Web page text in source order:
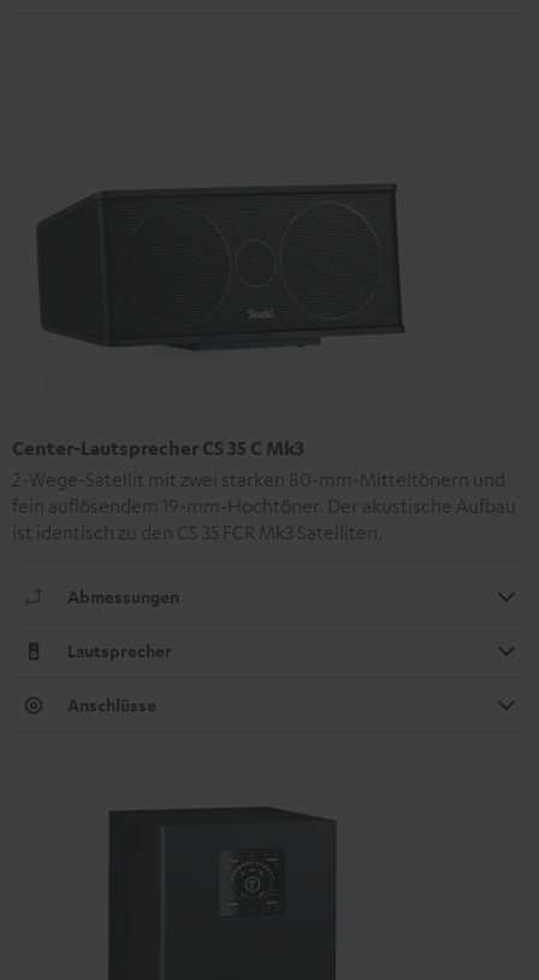
Center-Lautsprecher CS 35 C Mk3
2-Wege-Satellit mit zwei starken 80-mm-Mitteltönern und
fein auflösendem 19-mm-Hochtöner. Der akustische Aufbau
ist identisch zu den CS 35 FCR Mk3 Satelliten.
Abmessungen
Lautsprecher
Anschlüsse